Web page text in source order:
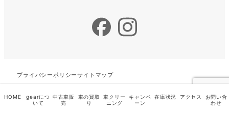
FacebookInstagram
プライバシーポリシーサイトマップ
カーライフサポートGEAR◆大船渡中古車ギア
HOME
gearにつ
いて
中古車販
売
車の買取
り
車クリー
ニング
キャンペ
ーン
在庫状況 アクセス
お問い合
わせ